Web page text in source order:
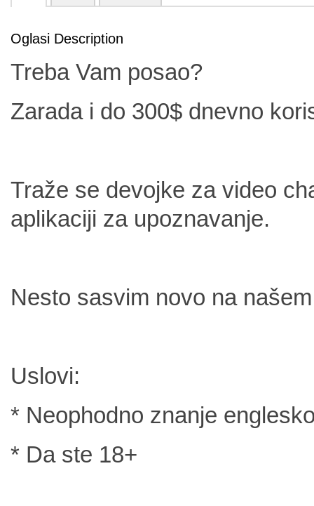
Oglasi Description
Treba Vam posao?
Zarada i do 300$ dnevno
Traže se devojke za video
aplikaciji za upoznavanje.
Nesto sasvim novo na
Uslovi:
* Neophodno znanje
* Da ste 18+